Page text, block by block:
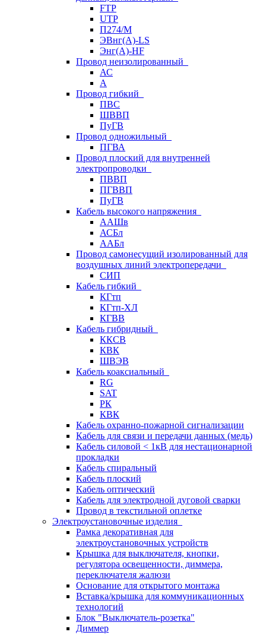
FTP
UTP
П274/М
ЭВнг(А)-LS
Энг(А)-HF
Провод неизолированный
АС
А
Провод гибкий
ПВС
ШВВП
ПуГВ
Провод одножильный
ПГВА
Провод плоский для внутренней
электропроводки
ПВВП
ПГВВП
ПуГВ
Кабель высокого напряжения
ААШв
АСБл
ААБл
Провод самонесущий изолированный для
воздушных линий электропередачи
СИП
Кабель гибкий
КГтп
КГтп-ХЛ
КГВВ
Кабель гибридный
ККСВ
КВК
ШВЭВ
Кабель коаксиальный
RG
SAT
РК
КВК
Кабель охранно-пожарной сигнализации
Кабель для связи и передачи данных (медь)
Кабель силовой < 1кВ для нестационарной
прокладки
Кабель спиральный
Кабель плоский
Кабель оптический
Кабель для электродной дуговой сварки
Провод в текстильной оплетке
Электроустановочные изделия
Рамка декоративная для
электроустановочных устройств
Крышка для выключателя, кнопки,
регулятора освещенности, диммера,
переключателя жалюзи
Основание для открытого монтажа
Вставка/крышка для коммуникационных
технологий
Блок "Выключатель-розетка"
Диммер